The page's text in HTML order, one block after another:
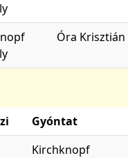
Óra Krisztián
Gyóntat
Kirchknopf